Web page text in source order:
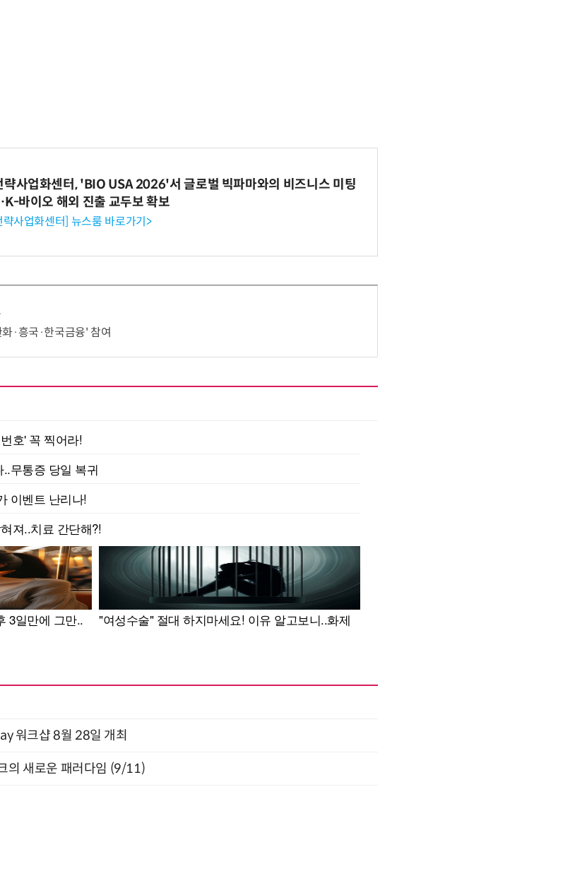
략사업화센터, 'BIO USA 2026'서 글로벌 빅파마와의 비즈니스 미팅
바이오 해외 진출 교두보 확보
략사업화센터] 뉴스룸 바로가기>
·흥국·한국금융' 참여
워크샵 8월 28일 개최
의 새로운 패러다임 (9/11)